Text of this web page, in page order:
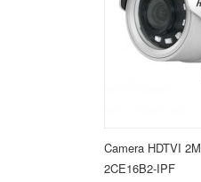
Camera HDTVI
2CE16B2-IPF